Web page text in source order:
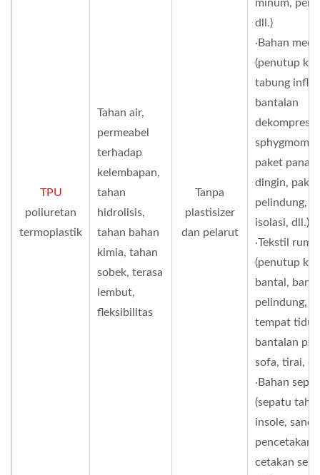
TPU
poliuretan
termoplastik
Tahan air,
permeabel
terhadap
kelembapan,
tahan
hidrolisis,
tahan bahan
kimia, tahan
sobek, terasa
lembut,
fleksibilitas
Tanpa
plastisizer
dan pelarut
minum,
dll.)
‧Bahan
(penutup
tabung
bantalan
dekompresi,
paket panas
dingin,
pelindung,
isolasi, dll.)
‧Tekstil
(penutup
bantal,
pelindung,
tempat tidur,
bantalan
sofa, tirai,
‧Bahan
(sepatu
insole,
pencetakan
cetakan